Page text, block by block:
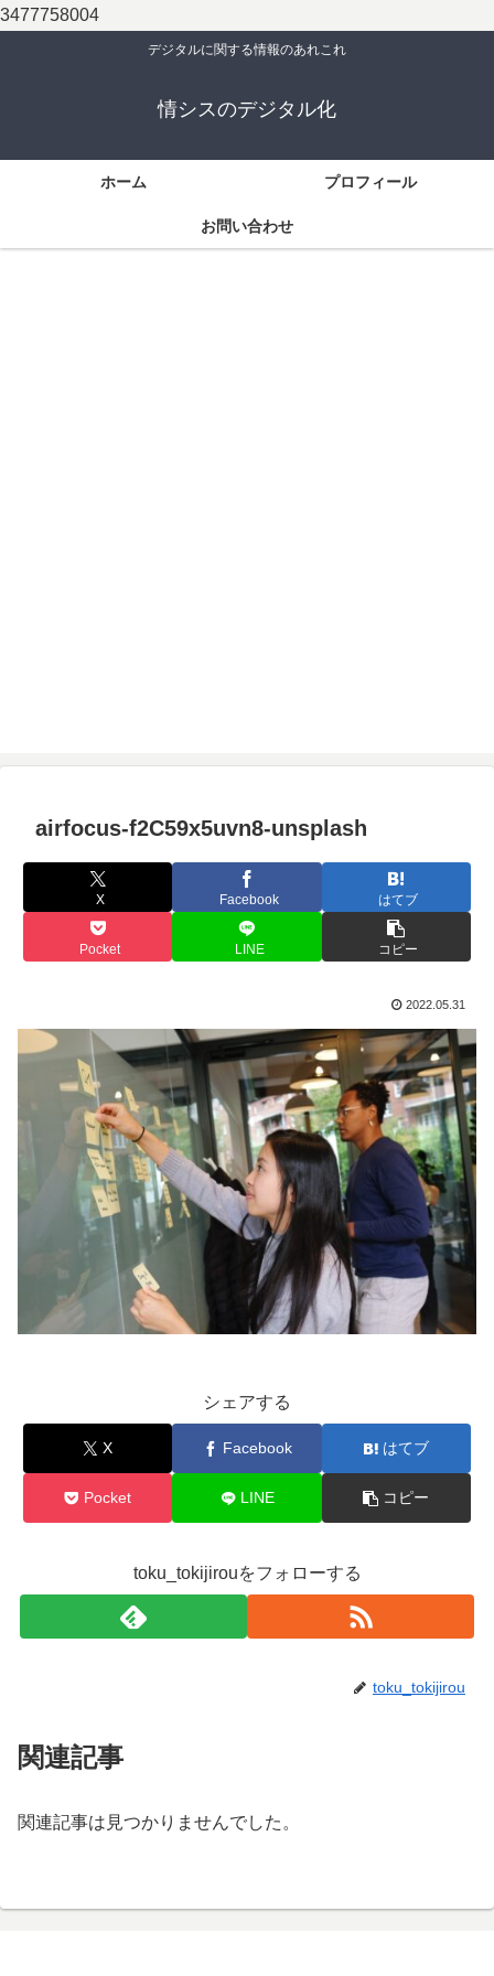
3477758004
デジタルに関する情報のあれこれ
情シスのデジタル化
ホーム プロフィール
お問い合わせ
airfocus-f2C59x5uvn8-unsplash
X Facebook はてブ
Pocket LINE コピー
2022.05.31
シェアする
X Facebook はてブ
Pocket LINE コピー
toku_tokijirouをフォローする
toku_tokijirou
関連記事
関連記事は見つかりませんでした。